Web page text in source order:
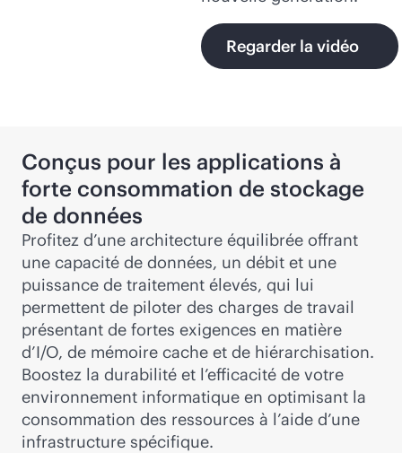
Regarder la vidéo
Conçus pour les applications à
forte consommation de stockage
de données
Profitez d’une architecture équilibrée offrant
une capacité de données, un débit et une
puissance de traitement élevés, qui lui
permettent de piloter des charges de travail
présentant de fortes exigences en matière
d’I/O, de mémoire cache et de hiérarchisation.
Boostez la durabilité et l’efficacité de votre
environnement informatique en optimisant la
consommation des ressources à l’aide d’une
infrastructure spécifique.